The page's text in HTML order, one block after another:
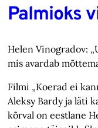
Palmioks
Helen Vinogradov:
mis avardab
Filmi „Koerad ei
Aleksy Bardy ja läti
kõrval on eestlane